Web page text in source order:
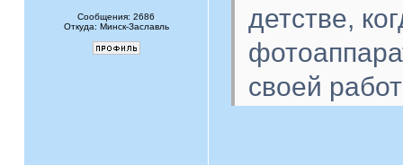
Сообщения: 2686
Откуда: Минск-Заславль
детстве,
своей